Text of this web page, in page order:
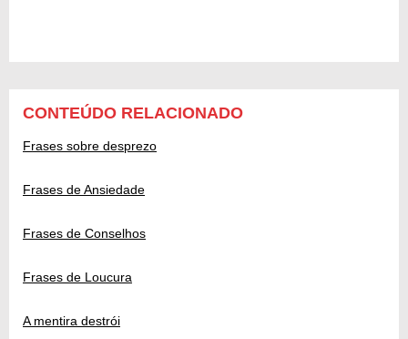
CONTEÚDO RELACIONADO
Frases sobre desprezo
Frases de Ansiedade
Frases de Conselhos
Frases de Loucura
A mentira destrói